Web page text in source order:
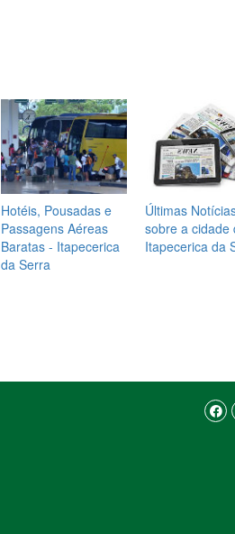
Hotéis, Pousadas e
Passagens Aéreas
Baratas - Itapecerica
da Serra
Últimas
sobre a cidade
Itapecerica da